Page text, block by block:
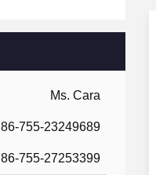
Ms. Cara
86-755-23249689
86-755-27253399